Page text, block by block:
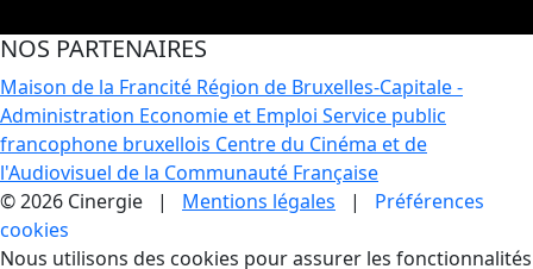
NOS PARTENAIRES
Maison de la Francité Région de Bruxelles-Capitale -
Administration Economie et Emploi Service public
francophone bruxellois Centre du Cinéma et de
l'Audiovisuel de la Communauté Française
© 2026 Cinergie | Mentions légales | Préférences
cookies
Gestion des Cookies
Nous utilisons des cookies pour assurer les fonctionnalités